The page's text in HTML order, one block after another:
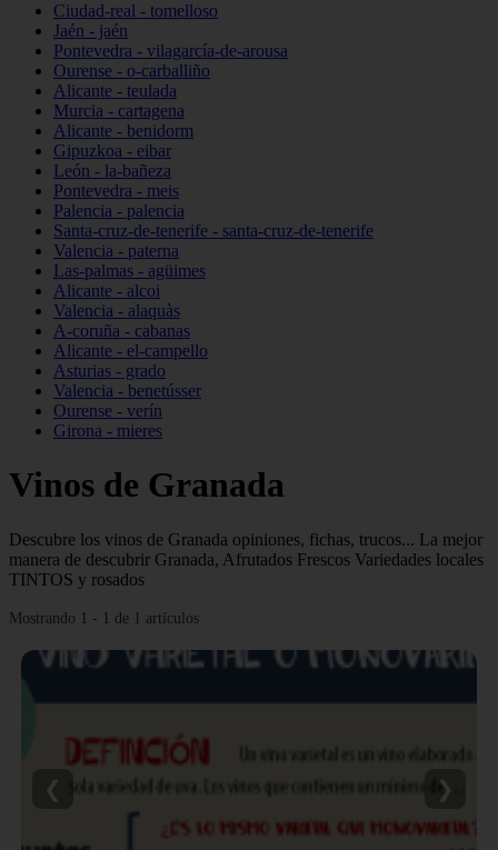
Ciudad-real - tomelloso
Jaén - jaén
Pontevedra - vilagarcía-de-arousa
Ourense - o-carballiño
Alicante - teulada
Murcia - cartagena
Alicante - benidorm
Gipuzkoa - eibar
León - la-bañeza
Pontevedra - meis
Palencia - palencia
Santa-cruz-de-tenerife - santa-cruz-de-tenerife
Valencia - paterna
Las-palmas - agüimes
Alicante - alcoi
Valencia - alaquàs
A-coruña - cabanas
Alicante - el-campello
Asturias - grado
Valencia - benetússer
Ourense - verín
Girona - mieres
Vinos de Granada
Descubre los vinos de Granada opiniones, fichas, trucos... La mejor
manera de descubrir Granada, Afrutados Frescos Variedades locales
TINTOS y rosados
Mostrando 1 - 1 de 1 artículos
❮ ❯